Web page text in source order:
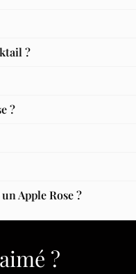
?
?
Apple Rose ?
?